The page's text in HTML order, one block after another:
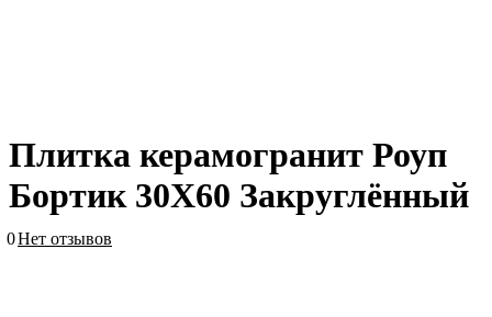
Плитка керамогранит Роуп
Бортик 30X60 Закруглённый
0Нет отзывов